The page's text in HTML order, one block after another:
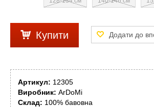
Купити
Артикул: 12305
Виробник: ArDoMi
Склад: 100% бавовна